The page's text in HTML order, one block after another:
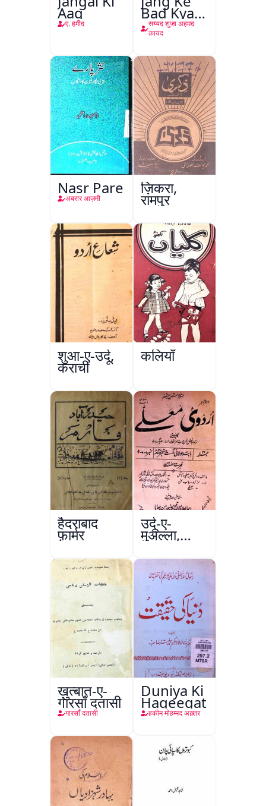
Aag
ए. हमीद
Bad Kya
Hoga
सय्यद शुजा अहमद
क़ायद
Nasr Pare
अबरार आज़मी
ज़िकरा,
रामपुर
शुआ-ए-उर्दू,
कराची
कलियाँ
हैदराबाद
फ़ार्मर
उर्दू-ए-
मुअल्ला,
कानपुर
ख़ुत्बात-ए-
गारसाँ दतासी
गारसाँ दतासी
Duniya Ki
Haqeeqat
हकीम मोहम्मद अख़्तर